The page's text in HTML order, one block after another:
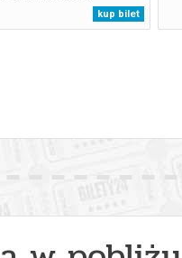
kup bilet